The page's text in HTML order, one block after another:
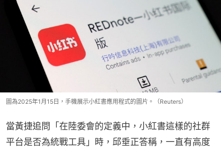
圖為2025年1月15日，手機展示小紅書應用程式的圖片。（Reuters）
當黃捷追問「在陸委會的定義中，小紅書這樣的社群
平台是否為統戰工具」時，邱垂正答稱，一直有高度